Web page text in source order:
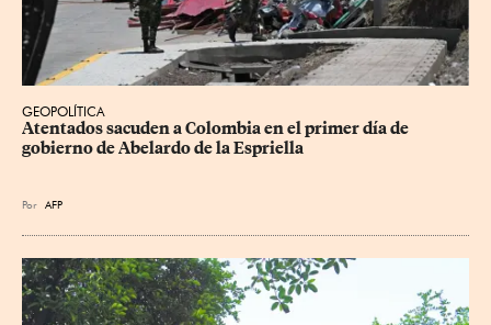
GEOPOLÍTICA
Atentados sacuden a Colombia en el primer día de
gobierno de Abelardo de la Espriella
Por AFP